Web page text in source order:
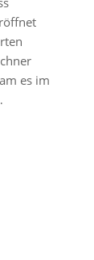
es im